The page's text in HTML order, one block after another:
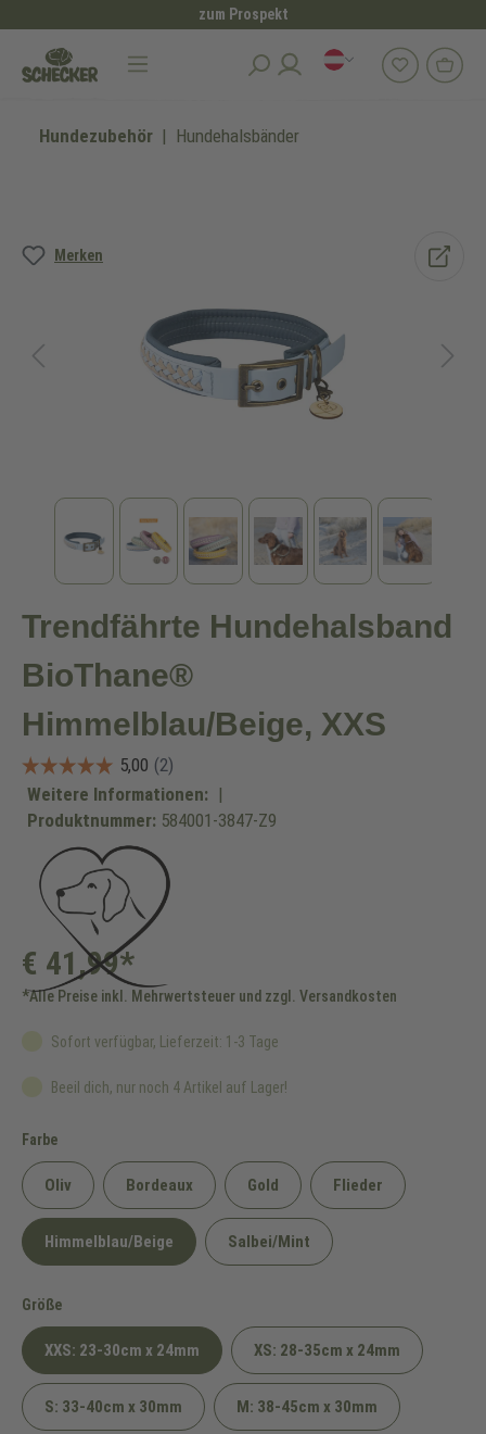
zum Prospekt
Hundezubehör Hundehalsbänder
Merken
Bildergalerie überspringen
Trendfährte Hundehalsband
BioThane®
Himmelblau/Beige, XXS
Weitere Informationen: |
Produktnummer: 584001-3847-Z9
€ 41,99*
*Alle Preise inkl. Mehrwertsteuer und zzgl. Versandkosten
Sofort verfügbar, Lieferzeit: 1-3 Tage
Beeil dich, nur noch 4 Artikel auf Lager!
Farbeauswählen
Oliv Bordeaux Gold Flieder
Himmelblau/Beige Salbei/Mint
Größeauswählen
XXS: 23-30cm x 24mm XS: 28-35cm x 24mm
S: 33-40cm x 30mm M: 38-45cm x 30mm